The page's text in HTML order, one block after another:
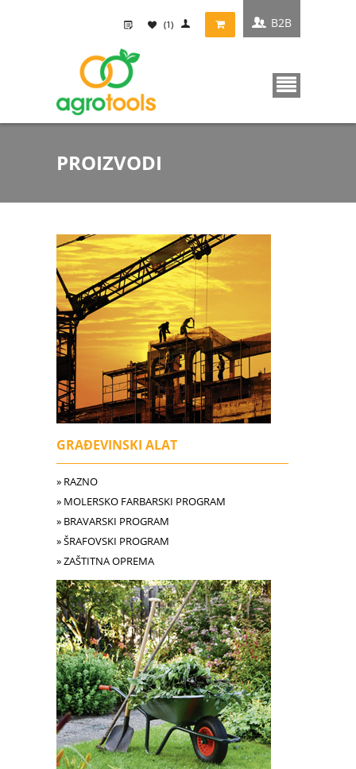
PROIZVODI
(1) B2B
GRAĐEVINSKI ALAT
» RAZNO
» MOLERSKO FARBARSKI PROGRAM
» BRAVARSKI PROGRAM
» ŠRAFOVSKI PROGRAM
» ZAŠTITNA OPREMA